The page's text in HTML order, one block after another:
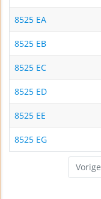
8525 EA
8525 EB
8525 EC
8525 ED
8525 EE
8525 EG
Vorige